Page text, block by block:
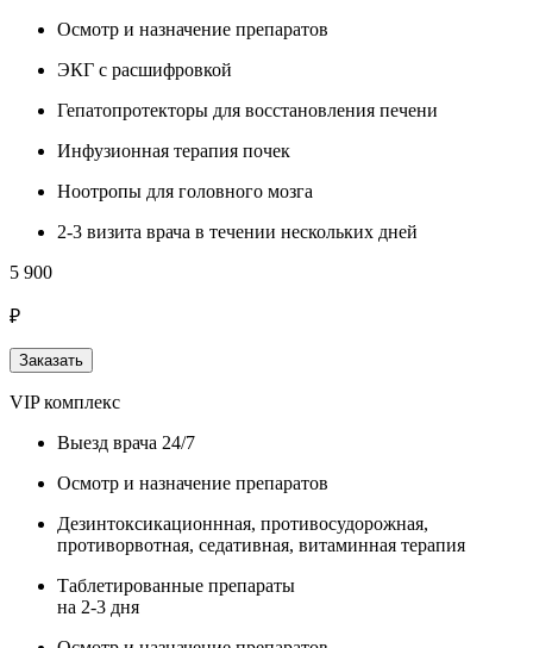
Осмотр и назначение препаратов
ЭКГ с расшифровкой
Гепатопротекторы для восстановления печени
Инфузионная терапия почек
Ноотропы для головного мозга
2-3 визита врача в течении нескольких дней
5 900
₽
Заказать
VIP комплекс
Выезд врача 24/7
Осмотр и назначение препаратов
Дезинтоксикационнная, противосудорожная,
противорвотная, седативная, витаминная терапия
Таблетированные препараты
на 2-3 дня